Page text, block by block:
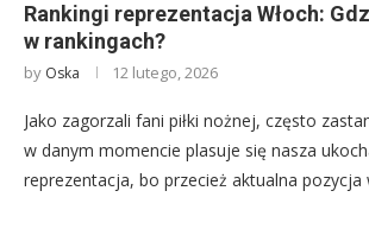
Rankingi reprezentacja Włoch:
w rankingach?
by Oska 12 lutego, 2026
Jako zagorzali fani piłki nożnej, często
w danym momencie plasuje się nasza
reprezentacja, bo przecież aktualna pozycja